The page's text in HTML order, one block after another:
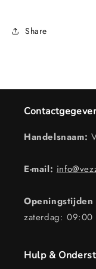
Share
Handelsnaam:
E-mail:
zaterdag: 09:00
Hulp &